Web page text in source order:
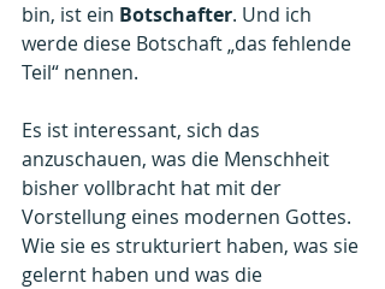
bin, ist ein Botschafter. Und ich
werde diese Botschaft „das fehlende
Teil“ nennen.
Es ist interessant, sich das
anzuschauen, was die Menschheit
bisher vollbracht hat mit der
Vorstellung eines modernen Gottes.
Wie sie es strukturiert haben, was sie
gelernt haben und was die